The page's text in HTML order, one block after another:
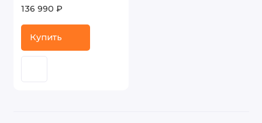
136 990 ₽
Купить